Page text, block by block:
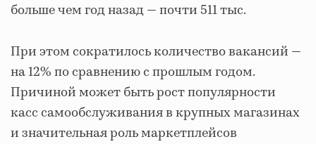
больше чем год назад — почти 511 тыс.
При этом сократилось количество вакансий —
на 12% по сравнению с прошлым годом.
Причиной может быть рост популярности
касс самообслуживания в крупных магазинах
и значительная роль маркетплейсов